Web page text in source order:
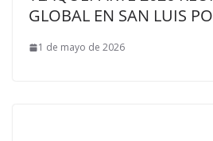
GLOBAL EN SAN LUIS
1 de mayo de 2026